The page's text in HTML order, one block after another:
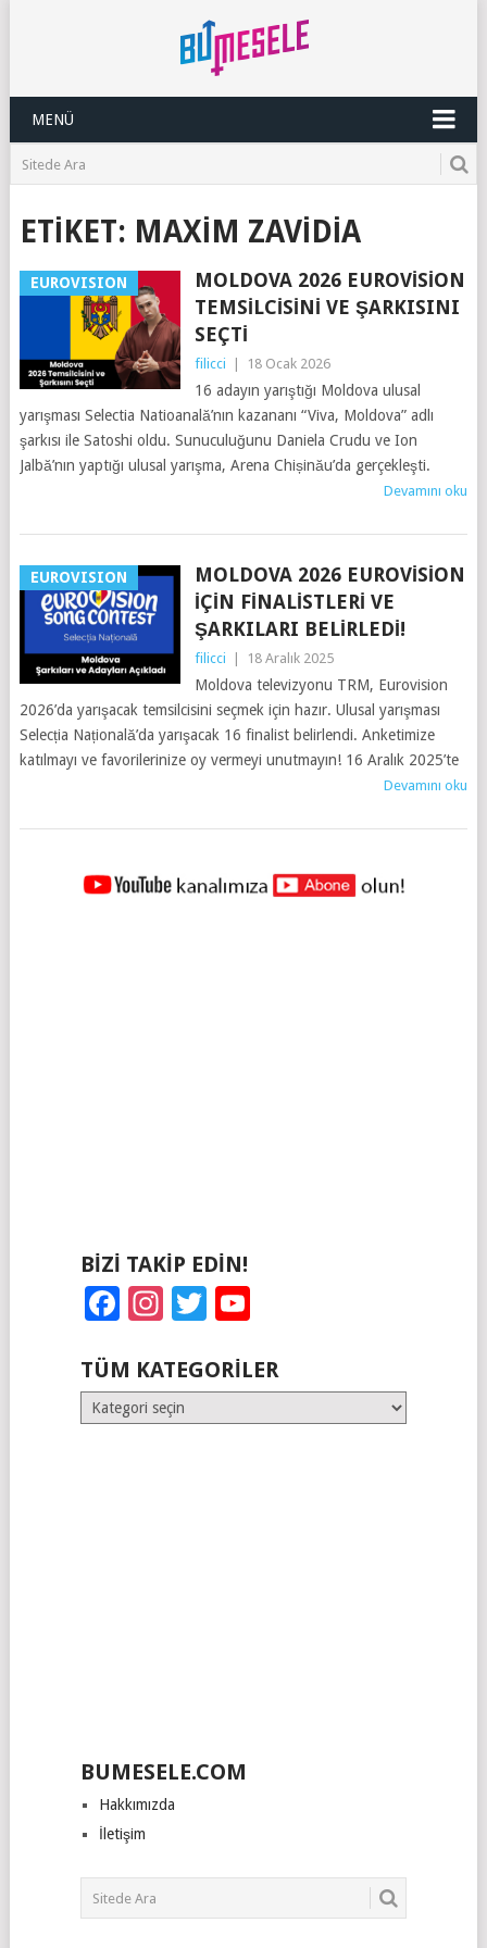
MENÜ
ETIKET: MAXIM ZAVIDIA
EUROVISION
MOLDOVA 2026 EUROVISION
TEMSILCISINI VE ŞARKISINI
SEÇTI
filicci 18 Ocak 2026
16 adayın yarıştığı Moldova ulusal
yarışması Selectia Natioanală’nın kazananı “Viva, Moldova” adlı
şarkısı ile Satoshi oldu. Sunuculuğunu Daniela Crudu ve Ion
Jalbă’nın yaptığı ulusal yarışma, Arena Chișinău’da gerçekleşti.
Devamını oku
EUROVISION
MOLDOVA 2026 EUROVISION
İÇIN FINALISTLERI VE
ŞARKILARI BELIRLEDI!
filicci 18 Aralık 2025
Moldova televizyonu TRM, Eurovision
2026’da yarışacak temsilcisini seçmek için hazır. Ulusal yarışması
Selecția Națională’da yarışacak 16 finalist belirlendi. Anketimize
katılmayı ve favorilerinize oy vermeyi unutmayın! 16 Aralık 2025’te
Devamını oku
YAZILAR
BIZI TAKIP EDIN!
Facebook
Instagram
Twitter
TÜM KATEGORILER
Tüm
Kategoriler
BUMESELE.COM
Hakkımızda
İletişim